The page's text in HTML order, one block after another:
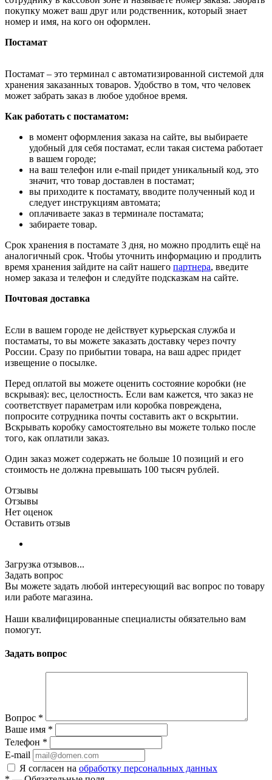
покупку может ваш друг или родственник, который знает
номер и имя, на кого он оформлен.
Постамат
Постамат – это терминал с автоматизированной системой для
хранения заказанных товаров. Удобство в том, что человек
может забрать заказ в любое удобное время.
Как работать с постаматом:
в момент оформления заказа на сайте, вы выбираете
удобный для себя постамат, если такая система работает
в вашем городе;
на ваш телефон или e-mail придет уникальный код, это
значит, что товар доставлен в постамат;
вы приходите к постамату, вводите полученный код и
следует инструкциям автомата;
оплачиваете заказ в терминале постамата;
забираете товар.
Срок хранения в постамате 3 дня, но можно продлить ещё на
аналогичный срок. Чтобы уточнить информацию и продлить
время хранения зайдите на сайт нашего партнера, введите
номер заказа и телефон и следуйте подсказкам на сайте.
Почтовая доставка
Если в вашем городе не действует курьерская служба и
постаматы, то вы можете заказать доставку через почту
России. Сразу по прибытии товара, на ваш адрес придет
извещение о посылке.
Перед оплатой вы можете оценить состояние коробки (не
вскрывая): вес, целостность. Если вам кажется, что заказ не
соответствует параметрам или коробка повреждена,
попросите сотрудника почты составить акт о вскрытии.
Вскрывать коробку самостоятельно вы можете только после
того, как оплатили заказ.
Один заказ может содержать не больше 10 позиций и его
стоимость не должна превышать 100 тысяч рублей.
Отзывы
Отзывы
Нет оценок
Оставить отзыв
Загрузка отзывов...
Задать вопрос
Вы можете задать любой интересующий вас вопрос по товару
или работе магазина.
Наши квалифицированные специалисты обязательно вам
помогут.
Задать вопрос
Вопрос *
Ваше имя *
Телефон *
E-mail
Я согласен на обработку персональных данных